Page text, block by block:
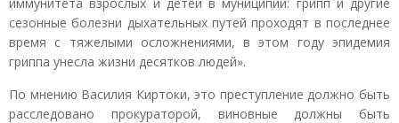
сезонные болезни дыхательных путей проходят в последнее
время с тяжелыми осложнениями, в этом году эпидемия
гриппа унесла жизни десятков людей».
По мнению Василия Киртоки, это преступление должно быть
расследовано прокураторой, виновные должны быть